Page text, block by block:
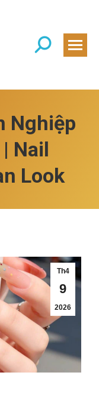
Search:
Nghiệp
Nail
Look
Th4
9
2026